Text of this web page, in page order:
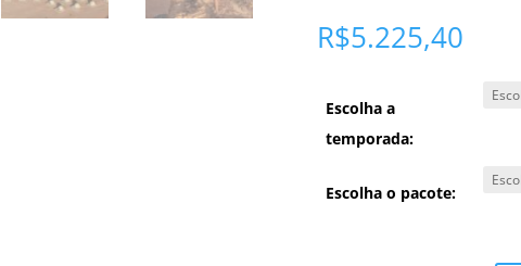
R$5.225,40
Escolha a
temporada:
Escolha o pacote: